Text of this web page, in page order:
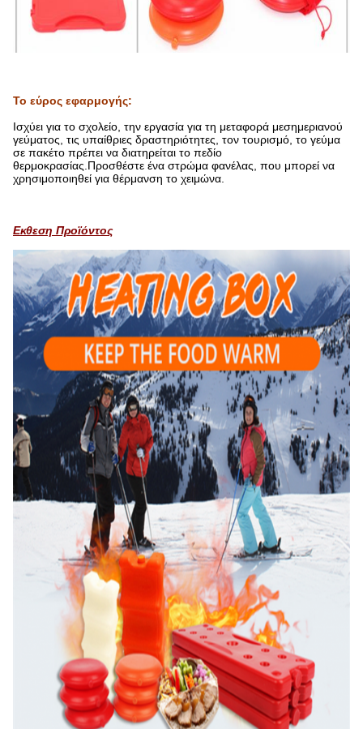
Το εύρος εφαρμογής:
Ισχύει για το σχολείο, την εργασία για τη μεταφορά μεσημεριανού
γεύματος, τις υπαίθριες δραστηριότητες, τον τουρισμό, το γεύμα
σε πακέτο πρέπει να διατηρείται το πεδίο
θερμοκρασίας.Προσθέστε ένα στρώμα φανέλας, που μπορεί να
χρησιμοποιηθεί για θέρμανση το χειμώνα.
Εκθεση Προϊόντος